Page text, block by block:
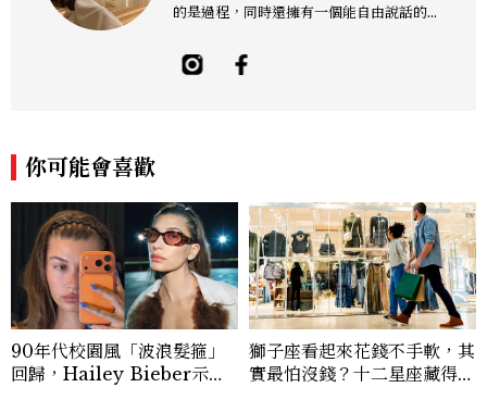
的是過程，同時還擁有一個能自由說話的地
誌與數位平台，主要企劃與撰寫美食、美
酒、設計與旅遊文化，作品有風格空間、主
你可能會喜歡
90年代校園風「波浪髮箍」
回歸，Hailey Bieber示範
獅子座看起來花錢不手軟，其
實最怕沒錢？十二星座藏得最